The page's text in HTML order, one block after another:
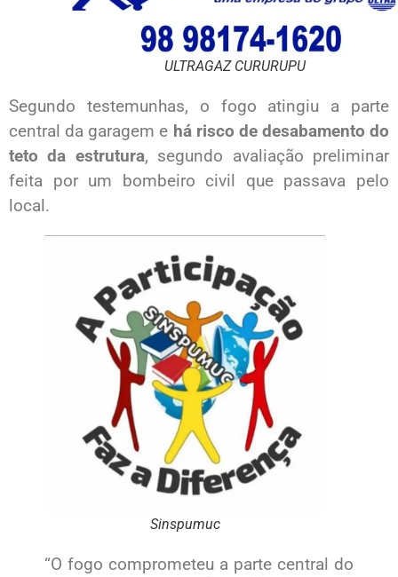
ULTRAGAZ CURURUPU
Segundo testemunhas, o fogo atingiu a parte
central da garagem e há risco de desabamento do
teto da estrutura, segundo avaliação preliminar
feita por um bombeiro civil que passava pelo
local.
Sinspumuc
“O fogo comprometeu a parte central do